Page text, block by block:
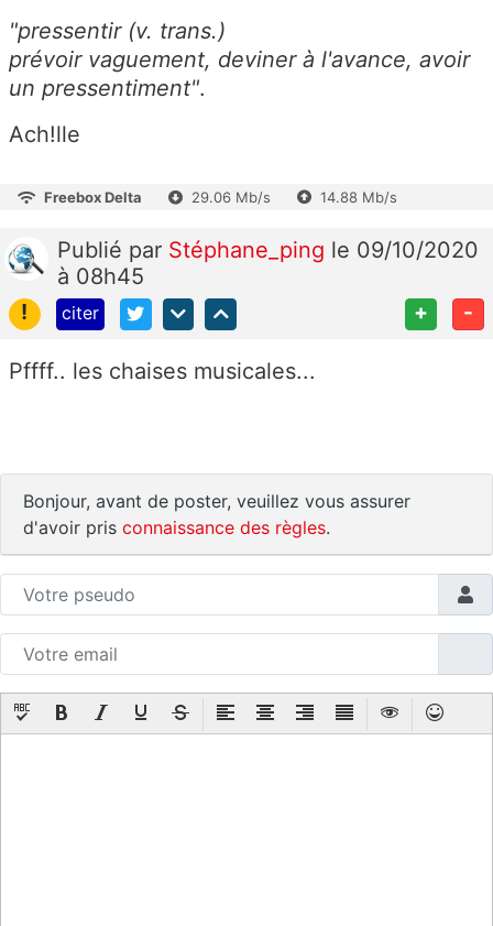
"pressentir (v. trans.)
prévoir vaguement, deviner à l'avance, avoir
un pressentiment".
Ach!lle
Freebox Delta 29.06 Mb/s 14.88 Mb/s
Publié par Stéphane_ping le 09/10/2020
à 08h45
!
citer + -
Pffff.. les chaises musicales...
Bonjour, avant de poster, veuillez vous assurer
d'avoir pris connaissance des règles.